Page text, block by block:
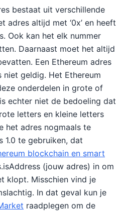
bestaat uit verschillende
adres altijd met ‘0x’ en heeft
Ook kan het elk nummer
Daarnaast moet het altijd
Een Ethereum adres
geldig. Het Ethereum
onderdelen in grote of
echter niet de bedoeling dat
letters en kleine letters
het adres nogmaals te
1.0 te gebruiken, dat
blockchain en smart
(jouw adres) in om
klopt. Misschien vind je
In dat geval kun je
raadplegen om de